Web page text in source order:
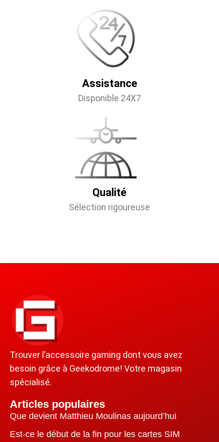
Assistance
Disponible 24X7
Qualité
Sélection rigoureuse
Trouver l’accessoire gaming dont vous avez
besoin grâce à Geekodrome! Votre magasin
spécialisé.
Articles populaires
Que devient Matthieu Moulinas aujourd’hui
Est-ce le début de la fin pour les cartes SIM